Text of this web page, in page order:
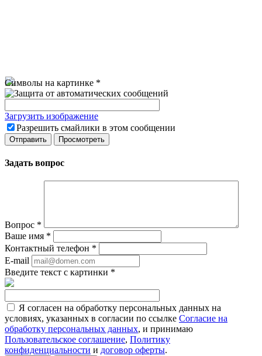
Символы на картинке *
Загрузить изображение
Разрешить смайлики в этом сообщении
Задать вопрос
Вопрос *
Ваше имя *
Контактный телефон *
E-mail
Введите текст с картинки *
Я согласен на обработку персональных данных на
условиях, указанных в согласии по ссылке Согласие на
обработку персональных данных, и принимаю
Пользовательское соглашение, Политику
конфиденциальности и договор оферты.